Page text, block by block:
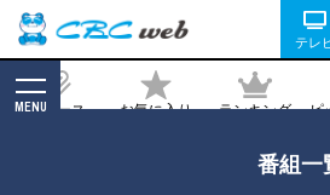
テレ
ニュース お気に入り ランキング ピ
MENU
番組一